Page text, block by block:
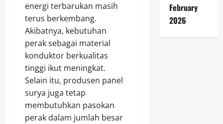
energi terbarukan masih
terus berkembang.
Akibatnya, kebutuhan
perak sebagai material
konduktor berkualitas
tinggi ikut meningkat.
Selain itu, produsen panel
surya juga tetap
membutuhkan pasokan
perak dalam jumlah besar
February
2026